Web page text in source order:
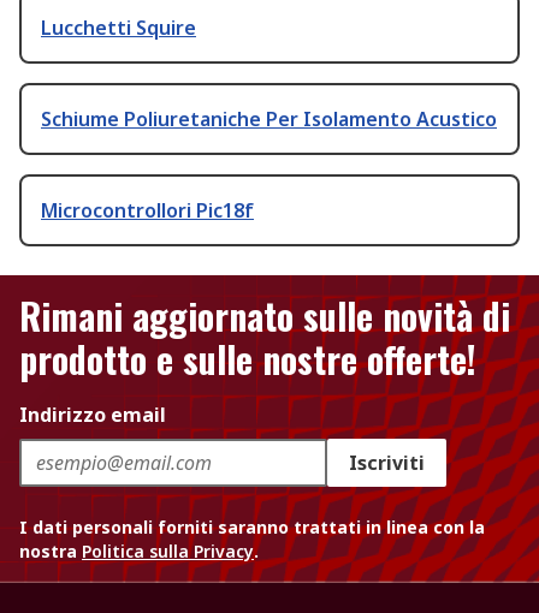
Lucchetti Squire
Schiume Poliuretaniche Per Isolamento Acustico
Microcontrollori Pic18f
Rimani aggiornato sulle novità di
prodotto e sulle nostre offerte!
Indirizzo email
Iscriviti
I dati personali forniti saranno trattati in linea con la
nostra Politica sulla Privacy.